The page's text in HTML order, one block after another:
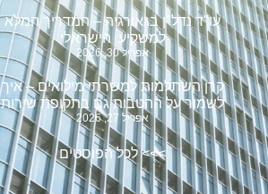
עו"ד נדל"ן בגאורגיה – המדריך המלא
למשקיע הישראלי
אפריל 30, 2026
קרן השתלמות למשרתי מילואים – איך
לשמור על ההטבות גם בתקופת שירות
אפריל 27, 2026
>>>לכל הפוסטים